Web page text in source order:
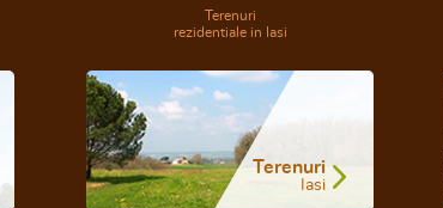
Terenuri
rezidentiale in Iasi
Terenuri
Iasi